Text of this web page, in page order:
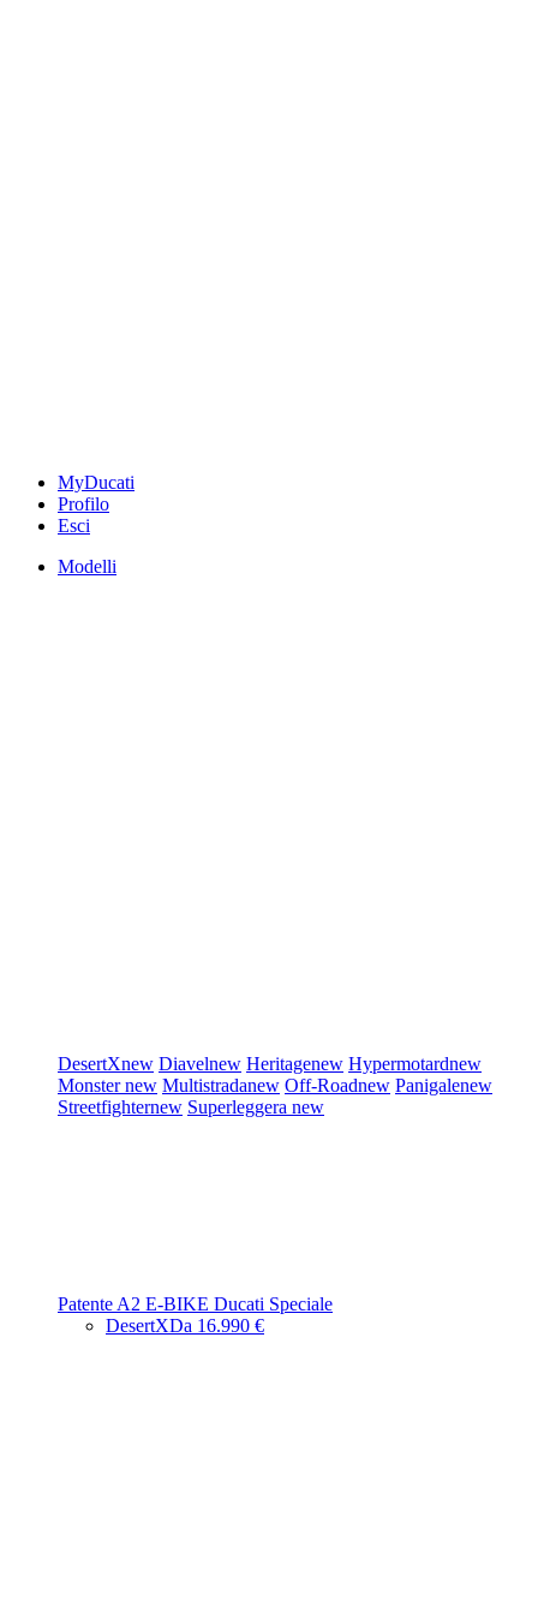
MyDucati
Profilo
Esci
Modelli
DesertXnew Diavelnew Heritagenew Hypermotardnew
Monsternew Multistradanew Off-Roadnew Panigalenew
Streetfighternew Superleggera new
Patente A2 E-BIKE Ducati Speciale
DesertXDa 16.990 €